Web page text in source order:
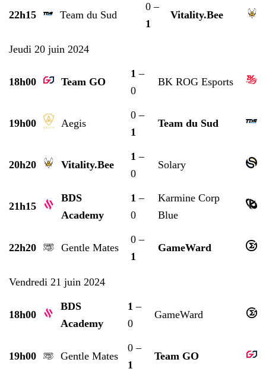
22h15 Team du Sud
0 –
1
Vitality.Bee
Jeudi 20 juin 2024
18h00 Team GO
1 –
0
BK ROG Esports
19h00 Aegis
0 –
1
Team du Sud
20h20 Vitality.Bee
1 –
0
Solary
21h15
BDS
Academy
1 –
0
Karmine Corp
Blue
22h20 Gentle Mates
0 –
1
GameWard
Vendredi 21 juin 2024
18h00
BDS
Academy
1 –
0
GameWard
19h00 Gentle Mates
0 –
1
Team GO